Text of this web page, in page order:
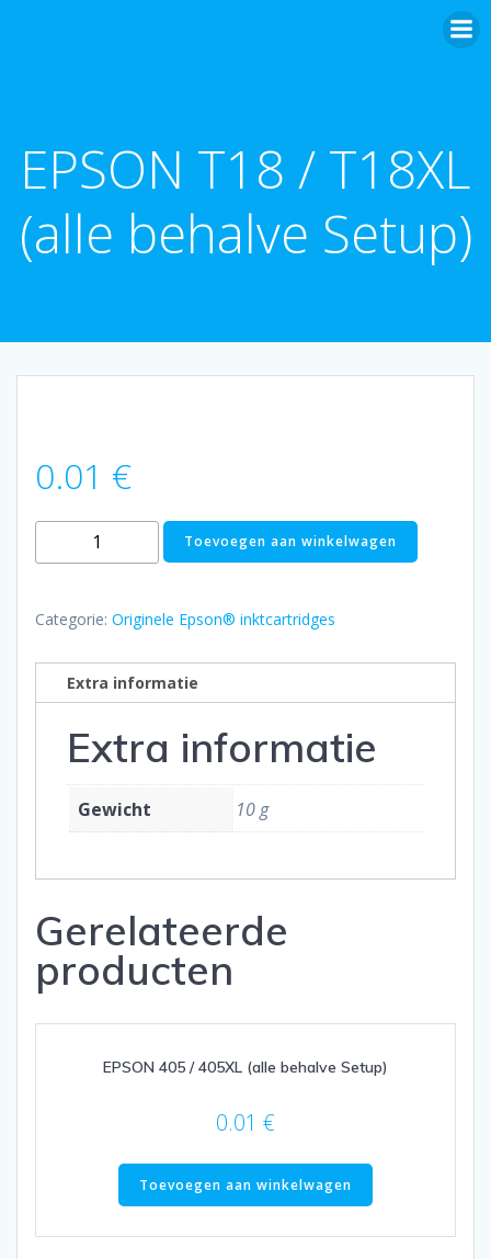
EPSON T18 / T18XL
(alle behalve Setup)
0.01 €
T18
T18XL
behalve
Setup)
Toevoegen aan winkelwagen
Categorie: Originele Epson® inktcartridges
Extra informatie
Extra informatie
Gewicht 10 g
Gerelateerde
producten
EPSON 405 / 405XL (alle behalve Setup)
0.01 €
Toevoegen aan winkelwagen